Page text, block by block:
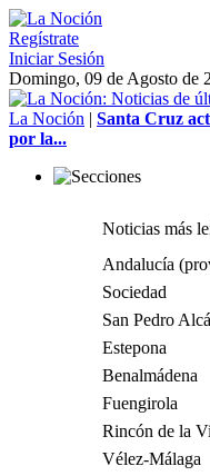
Regístrate
Iniciar Sesión
Domingo, 09 de Agosto de
La Noción | Santa Cruz
por la...
Noticias más
Andalucía
Sociedad
San Pedro
Estepona
Benalmádena
Fuengirola
Rincón de la
Vélez-Málaga